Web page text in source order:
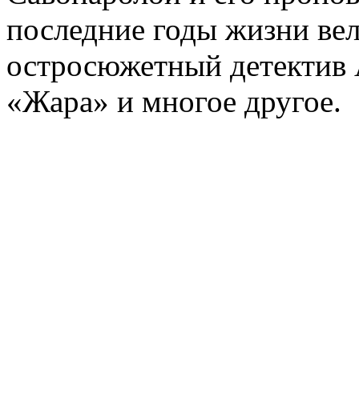
последние годы жизни
остросюжетный детектив
«Жара» и многое другое.